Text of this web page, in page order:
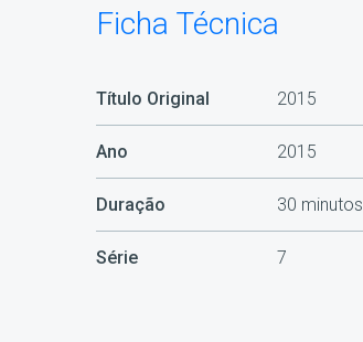
Ficha Técnica
Título Original 2015
Ano 2015
Duração 30 minutos
Série 7